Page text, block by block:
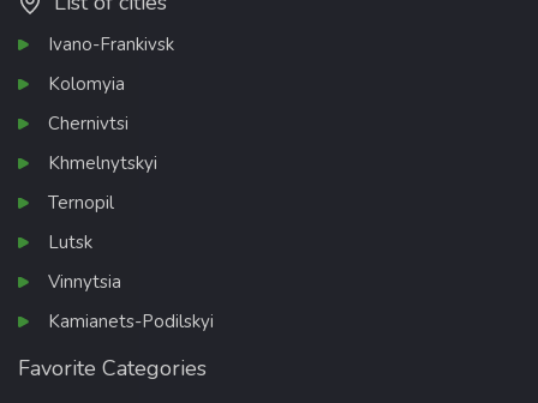
Ivano-Frankivsk
Kolomyia
Chernivtsi
Khmelnytskyi
Ternopil
Lutsk
Vinnytsia
Kamianets-Podilskyi
Favorite Categories